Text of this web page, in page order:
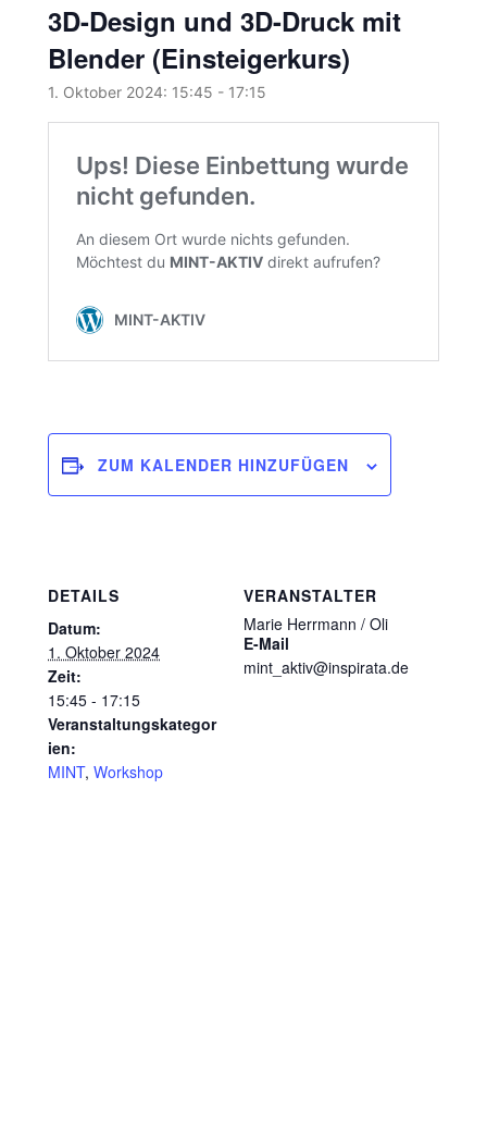
3D-Design und 3D-Druck mit
Blender (Einsteigerkurs)
1. Oktober 2024: 15:45 - 17:15
ZUM KALENDER HINZUFÜGEN
DETAILS
Datum:
1. Oktober 2024
Zeit:
15:45 - 17:15
Veranstaltungskategor
ien:
MINT, Workshop
VERANSTALTER
Marie Herrmann / Oli
E-Mail
mint_aktiv@inspirata.de